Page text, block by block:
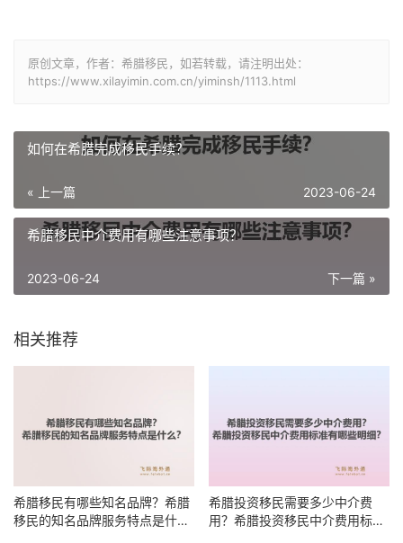
原创文章，作者：希腊移民，如若转载，请注明出处：
https://www.xilayimin.com.cn/yiminsh/1113.html
如何在希腊完成移民手续？
« 上一篇 2023-06-24
希腊移民中介费用有哪些注意事项？
下一篇 »
2023-06-24
相关推荐
希腊移民有哪些知名品牌？希腊
移民的知名品牌服务特点是什
希腊投资移民需要多少中介费
用？希腊投资移民中介费用标准